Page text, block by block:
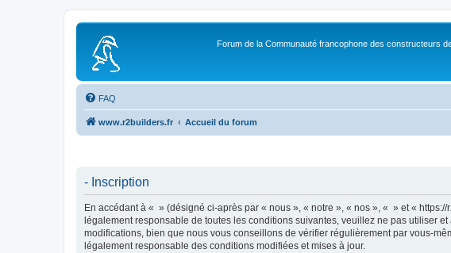
Forum de la Communauté francophone des constructeurs
FAQ
www.r2builders.fr Accueil du forum
- Inscription
En accédant à « » (désigné ci-après par « nous », « notre », « nos », « » et «
légalement responsable de toutes les conditions suivantes, veuillez ne pas utiliser
modifications, bien que nous vous conseillons de vérifier régulièrement par vous-
légalement responsable des conditions modifiées et mises à jour.